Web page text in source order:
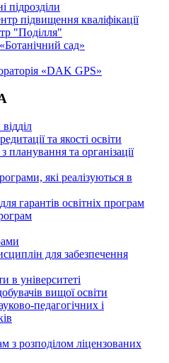
підрозділи
підвищення кваліфікації
"Поділля"
сад»
«DAK GPS»
та якості освіти
та організації
які реалізуються в
гарантів освітніх програм
для забезпечення
в університеті
вищої освіти
педагогічних і
з розподілoм ліцензoваних